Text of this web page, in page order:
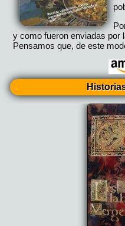
y como fueron enviadas por
Pensamos que, de este